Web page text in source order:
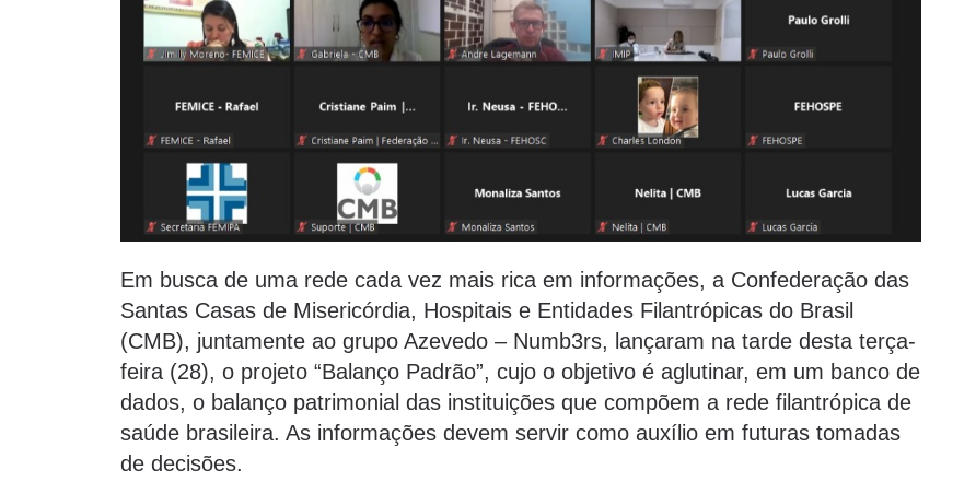
Em busca de uma rede cada vez mais rica em informações, a Confederação das
Santas Casas de Misericórdia, Hospitais e Entidades Filantrópicas do Brasil
(CMB), juntamente ao grupo Azevedo – Numb3rs, lançaram na tarde desta terça-
feira (28), o projeto “Balanço Padrão”, cujo o objetivo é aglutinar, em um banco de
dados, o balanço patrimonial das instituições que compõem a rede filantrópica de
saúde brasileira. As informações devem servir como auxílio em futuras tomadas
de decisões.